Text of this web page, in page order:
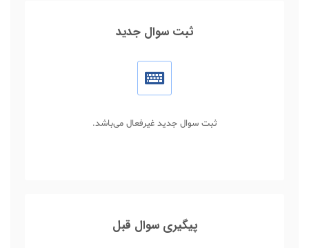
ثبت سوال جدید
ثبت سوال جدید غیرفعال می‌باشد.
پیگیری سوال قبل